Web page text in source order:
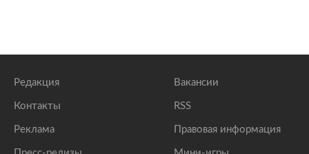
Редакция
Контакты
Реклама
Вакансии
RSS
Правовая информация